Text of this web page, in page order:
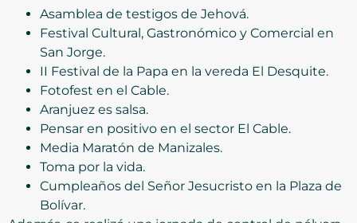
Asamblea de testigos de Jehová.
Festival Cultural, Gastronómico y Comercial en
San Jorge.
II Festival de la Papa en la vereda El Desquite.
Fotofest en el Cable.
Aranjuez es salsa.
Pensar en positivo en el sector El Cable.
Media Maratón de Manizales.
Toma por la vida.
Cumpleaños del Señor Jesucristo en la Plaza de
Bolívar.